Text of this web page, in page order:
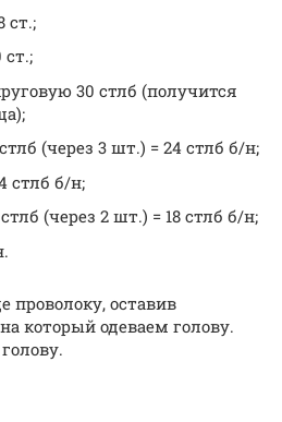
ст.;
ст.;
30 стлб (получится
(через 3 шт.) = 24 стлб б/н;
стлб б/н;
(через 2 шт.) = 18 стлб б/н;
проволоку, оставив
который одеваем голову.